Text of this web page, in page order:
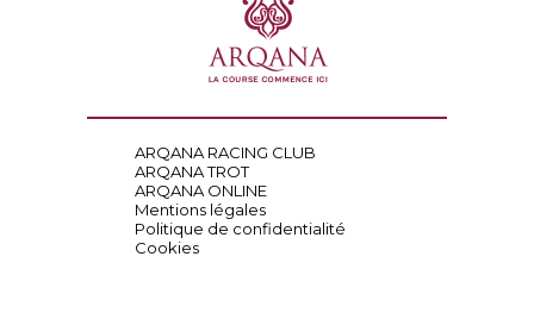
ARQANA RACING CLUB
ARQANA TROT
ARQANA ONLINE
Mentions légales
Politique de confidentialité
Cookies